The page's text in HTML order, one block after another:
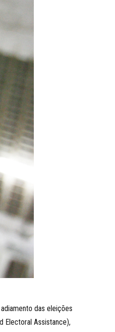
das eleições
Electoral Assistance),